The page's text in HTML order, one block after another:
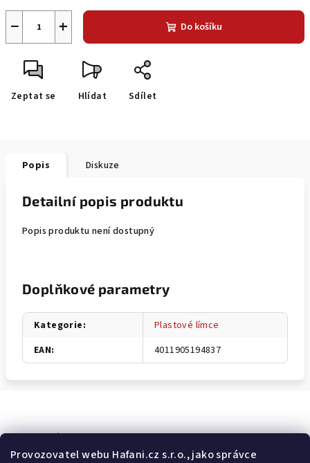
Provozovatel webu Hafani.cz s.r.o., jako správce
+
− Do košíku
Zeptat se Hlídat Sdílet
Popis Diskuze
Detailní popis produktu
Popis produktu není dostupný
Doplňkové parametry
Kategorie:
Plastové límce
EAN: 4011905194837
Odebírat newsletter